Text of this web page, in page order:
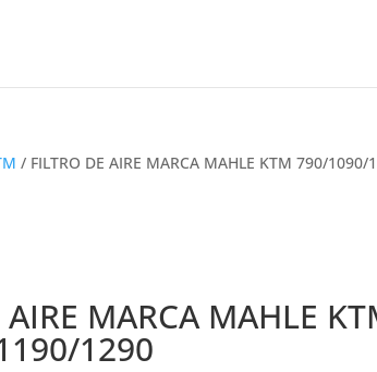
/ FILTRO DE AIRE MARCA MAHLE KTM 790/1090/
MARCA MAHLE
1290